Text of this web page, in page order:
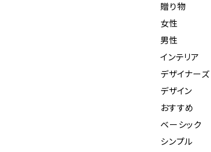
贈り物
女性
男性
インテリア
デザイナーズ
デザイン
おすすめ
ベーシック
シンプル